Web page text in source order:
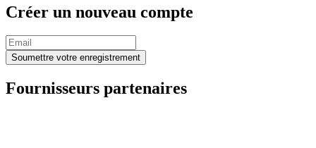
Créer un nouveau compte
Fournisseurs partenaires